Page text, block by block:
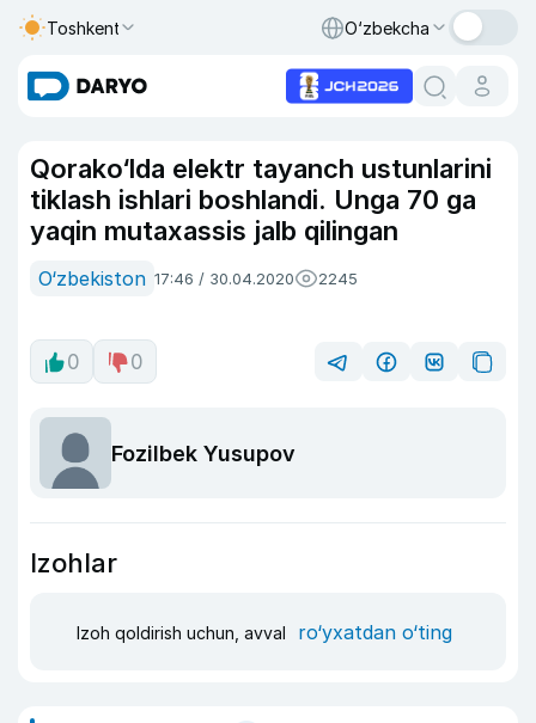
Toshkent O‘zbekcha
Qorako‘lda elektr tayanch ustunlarini
tiklash ishlari boshlandi. Unga 70 ga
yaqin mutaxassis jalb qilingan
O‘zbekiston 17:46 / 30.04.2020 2245
0 0
Fozilbek Yusupov
Izohlar
Izoh qoldirish uchun, avval ro‘yxatdan o‘ting